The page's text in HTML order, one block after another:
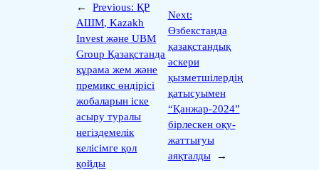
← Previous:ҚР
АШМ, Kazakh
Invest және UBM
Group Қазақстанда
құрама жем және
премикс өндірісі
жобаларын іске
асыру туралы
негіздемелік
келісімге қол
қойды
Next:
Өзбекстанда
қазақстандық
әскери
қызметшілердің
қатысуымен
“Қанжар-2024”
бірлескен оқу-
жаттығуы
аяқталды
→